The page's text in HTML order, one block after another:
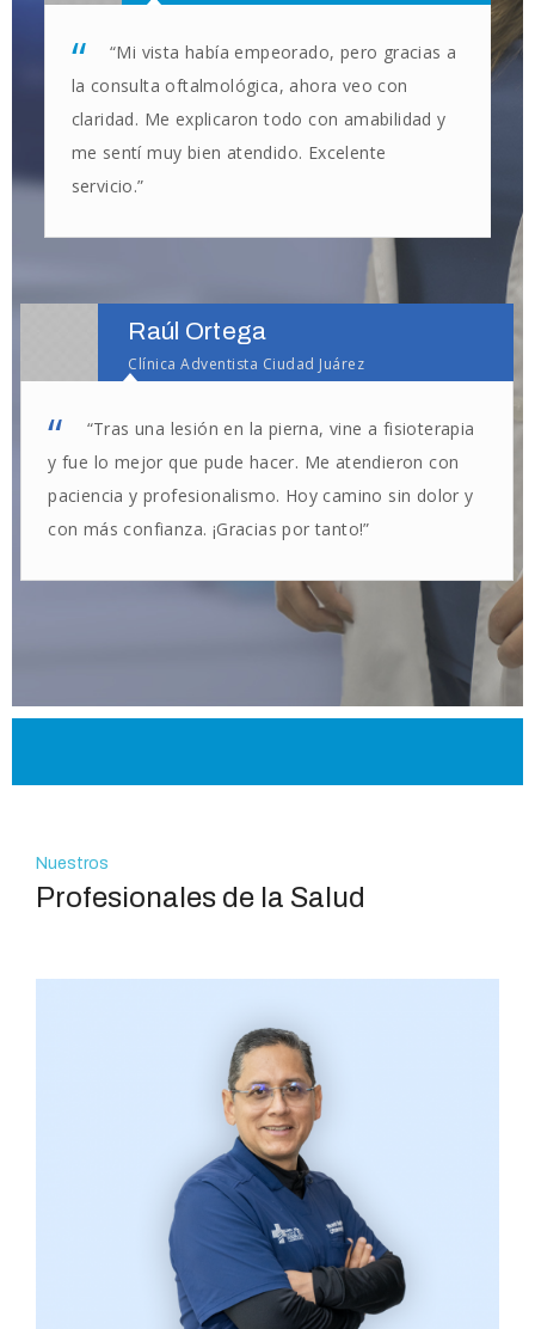
“Mi vista había empeorado, pero gracias a
la consulta oftalmológica, ahora veo con
claridad. Me explicaron todo con amabilidad y
me sentí muy bien atendido. Excelente
servicio.”
Raúl Ortega
Clínica Adventista Ciudad Juárez
“Tras una lesión en la pierna, vine a fisioterapia
y fue lo mejor que pude hacer. Me atendieron con
paciencia y profesionalismo. Hoy camino sin dolor y
con más confianza. ¡Gracias por tanto!”
Nuestros
Profesionales de la Salud